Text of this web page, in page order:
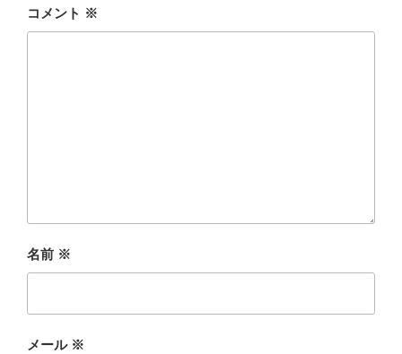
コメント ※
名前 ※
メール ※